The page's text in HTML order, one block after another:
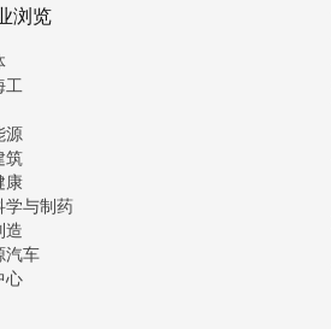
浏览
工
源
筑
康
学与制药
造
汽车
心